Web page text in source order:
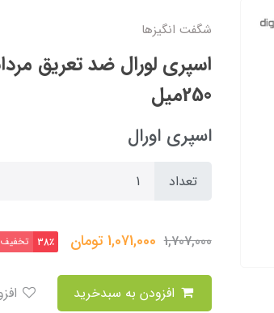
شگفت انگيزها
250میل
اسپری اورال
تعداد
1,707,000
1,071,000تومان 38٪ تخفیف